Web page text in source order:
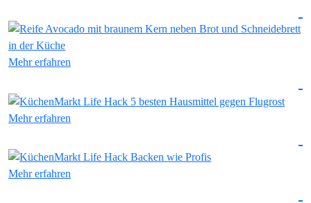
Mehr erfahren
Mehr erfahren
Mehr erfahren